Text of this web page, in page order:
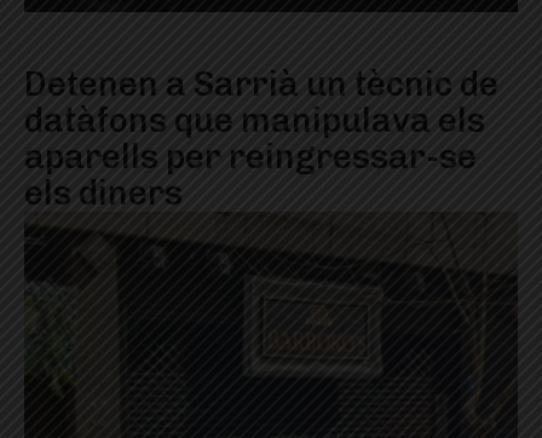
Detenen a Sarrià un tècnic de
datàfons que manipulava els
aparells per reingressar-se
els diners